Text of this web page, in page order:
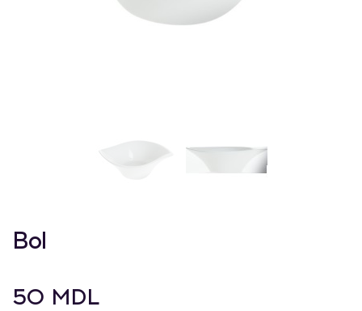
Bol
50 MDL